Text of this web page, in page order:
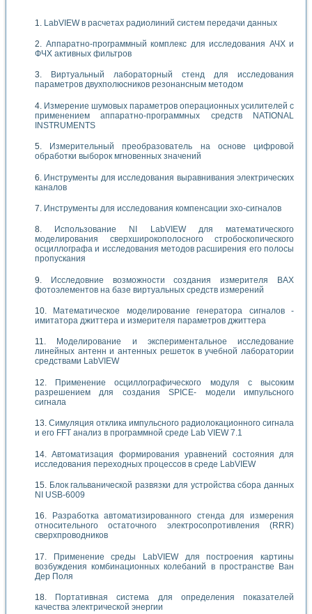
LabVIEW в расчетах радиолиний систем передачи данных
Аппаратно-программный комплекс для исследования АЧХ и
ФЧХ активных фильтров
Виртуальный лабораторный стенд для исследования
параметров двухполюсников резонансным методом
Измерение шумовых параметров операционных усилителей с
применением аппаратно-программных средств NATIONAL
INSTRUMENTS
Измерительный преобразователь на основе цифровой
обработки выборок мгновенных значений
Инструменты для исследования выравнивания электрических
каналов
Инструменты для исследования компенсации эхо-сигналов
Использование NI LabVIEW для математического
моделирования сверхширокополосного стробоскопического
осциллографа и исследования методов расширения его полосы
пропускания
Исследовние возможности создания измерителя ВАХ
фотоэлементов на базе виртуальных средств измерений
Математическое моделирование генератора сигналов -
имитатора джиттера и измерителя параметров джиттера
Моделирование и экспериментальное исследование
линейных антенн и антенных решеток в учебной лаборатории
средствами LabVIEW
Применение осциллографического модуля с высоким
разрешением для создания SPICE- модели импульсного
сигнала
Симуляция отклика импульсного радиолокационного сигнала
и его FFT анализ в программной среде Lab VIEW 7.1
Автоматизация формирования уравнений состояния для
исследования переходных процессов в среде LabVIEW
Блок гальванической развязки для устройства сбора данных
NI USB-6009
Разработка автоматизированного стенда для измерения
относительного остаточного электросопротивления (RRR)
сверхпроводников
Применение среды LabVIEW для построения картины
возбуждения комбинационных колебаний в пространстве Ван
Дер Поля
Портативная система для определения показателей
качества электрической энергии